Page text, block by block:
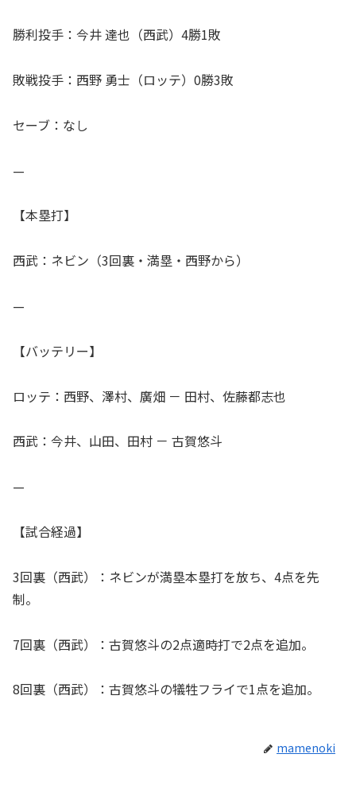
勝利投手：今井 達也（西武）4勝1敗
敗戦投手：西野 勇士（ロッテ）0勝3敗
セーブ：なし
—
【本塁打】
西武：ネビン（3回裏・満塁・西野から）
—
【バッテリー】
ロッテ：西野、澤村、廣畑 － 田村、佐藤都志也
西武：今井、山田、田村 － 古賀悠斗
—
【試合経過】
3回裏（西武）：ネビンが満塁本塁打を放ち、4点を先
制。
7回裏（西武）：古賀悠斗の2点適時打で2点を追加。
8回裏（西武）：古賀悠斗の犠牲フライで1点を追加。
mamenoki